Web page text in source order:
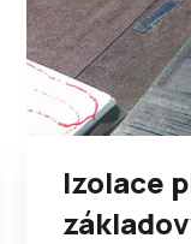
Izolace